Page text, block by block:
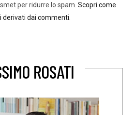
per ridurre lo spam. Scopri come
derivati dai commenti
ROSATI